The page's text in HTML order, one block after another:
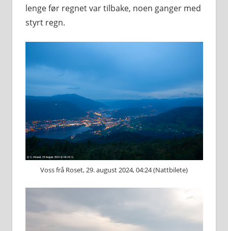
lenge før regnet var tilbake, noen ganger med
styrt regn.
Voss frå Roset, 29. august 2024, 04:24 (Nattbilete)